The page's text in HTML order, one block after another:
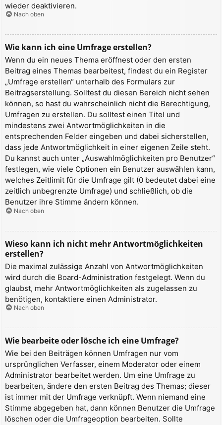
wieder deaktivieren.
Nach oben
Wie kann ich eine Umfrage erstellen?
Wenn du ein neues Thema eröffnest oder den ersten
Beitrag eines Themas bearbeitest, findest du ein Register
„Umfrage erstellen“ unterhalb des Formulars zur
Beitragserstellung. Solltest du diesen Bereich nicht sehen
können, so hast du wahrscheinlich nicht die Berechtigung,
Umfragen zu erstellen. Du solltest einen Titel und
mindestens zwei Antwortmöglichkeiten in die
entsprechenden Felder eingeben und dabei sicherstellen,
dass jede Antwortmöglichkeit in einer eigenen Zeile steht.
Du kannst auch unter „Auswahlmöglichkeiten pro Benutzer“
festlegen, wie viele Optionen ein Benutzer auswählen kann,
welches Zeitlimit für die Umfrage gilt (0 bedeutet dabei eine
zeitlich unbegrenzte Umfrage) und schließlich, ob die
Benutzer ihre Stimme ändern können.
Nach oben
Wieso kann ich nicht mehr Antwortmöglichkeiten
erstellen?
Die maximal zulässige Anzahl von Antwortmöglichkeiten
wird durch die Board-Administration festgelegt. Wenn du
glaubst, mehr Antwortmöglichkeiten als zugelassen zu
benötigen, kontaktiere einen Administrator.
Nach oben
Wie bearbeite oder lösche ich eine Umfrage?
Wie bei den Beiträgen können Umfragen nur vom
ursprünglichen Verfasser, einem Moderator oder einem
Administrator bearbeitet werden. Um eine Umfrage zu
bearbeiten, ändere den ersten Beitrag des Themas; dieser
ist immer mit der Umfrage verknüpft. Wenn niemand eine
Stimme abgegeben hat, dann können Benutzer die Umfrage
löschen oder die Umfrageoption bearbeiten. Sollte